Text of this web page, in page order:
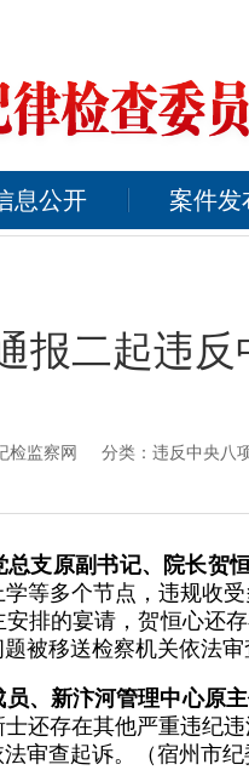
息公开 案件发
报二起违
检监察网 分类：违反中央八
支原副书记、院长贺
等多个节点，违规收
排的宴请，贺恒心还
被移送检察机关依法审
、新汴河管理中心原
还存在其他严重违纪
审查起诉。（宿州市纪